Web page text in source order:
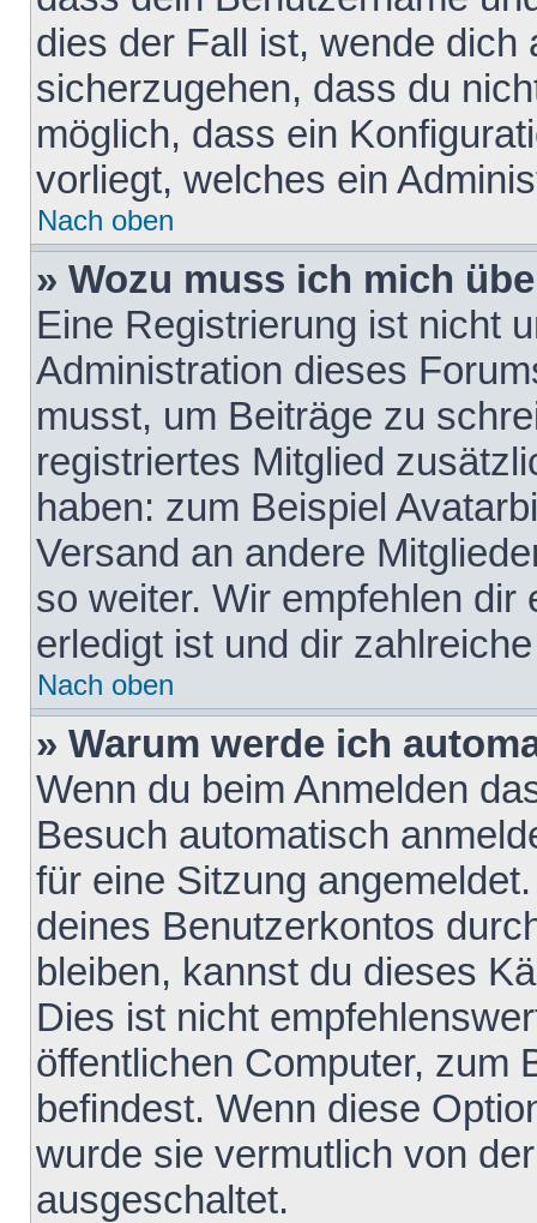
dies der Fall ist, wende dich
sicherzugehen, dass du
möglich, dass ein
vorliegt, welches ein
Nach oben
» Wozu muss ich mich
Eine Registrierung ist nicht
Administration dieses
musst, um Beiträge zu
registriertes Mitglied
haben: zum Beispiel
Versand an andere
so weiter. Wir empfehlen
erledigt ist und dir
Nach oben
» Warum werde ich
Wenn du beim Anmelden
Besuch automatisch
für eine Sitzung
deines Benutzerkontos
bleiben, kannst du dieses
Dies ist nicht
öffentlichen Computer, zum
befindest. Wenn diese
wurde sie vermutlich von
ausgeschaltet.